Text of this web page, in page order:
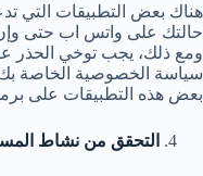
هناك بعض التطبيقات التي
حالتك على واتس اب حتى وإن
ومع ذلك، يجب توخي الحذر
سياسة الخصوصية الخاصة بك
بعض هذه التطبيقات على
التحقق من نشاط